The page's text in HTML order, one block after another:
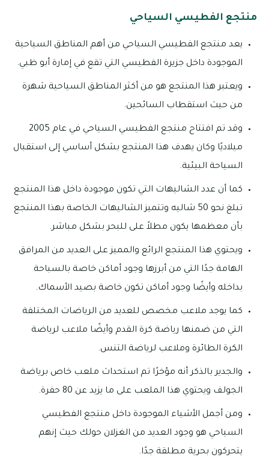
منتجع الفطيسي السياحي
يعد منتجع الفطيسي السياحي من أهم المناطق السياحية
الموجودة داخل جزيرة الفطيسي التي تقع في إمارة أبو ظبي.
ويعتبر هذا المنتجع هو من أكثر المناطق السياحية شهرة
من حيث استقطاب السائحين.
وقد تم افتتاح منتجع الفطيسي السياحي في عام 2005
ميلاديًا وكان يهدف هذا المنتجع بشكل أساسي إلى استقبال
السياحة البيئية.
كما أن عدد الشاليهات التي تكون موجودة داخل هذا المنتجع
تبلغ نحو 50 شاليه وتتميز الشاليهات الخاصة بهذا المنتجع
بأن معظمها يكون مطلاً على للبحر بشكل مباشر.
ويحتوي هذا المنتجع الرائع والمميز على العديد من المرافق
الهامة جدًا التي من أبرزها وجود أماكن خاصة بالسباحة
بداخله وأيضًا وجود أماكن تكون خاصة بصيد الأسماك.
كما يوجد ملاعب مخصص للعديد من الرياضات المختلفة
التي من ضمنها رياضة كرة القدم وأيضًا ملاعب لرياضة
الكرة الطائرة وملاعب لرياضة التنس.
والجدير بالذكر أنه مؤخرًا تم استحداث ملعب خاص برياضة
الجولف ويحتوي هذا الملعب على ما يزيد عن 80 حفرة.
ومن أجمل الأشياء الموجودة داخل منتجع الفطيسي
السياحي هو وجود العديد من الغزلان حولك حيث إنهم
يتحركون بحرية مطلقة جدًا.